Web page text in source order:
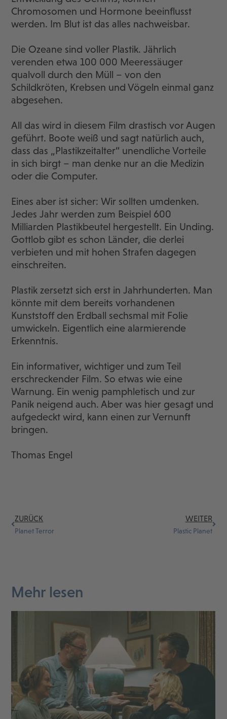
Chromosomen und Hormone beeinflusst
werden. Im Blut ist das alles nachweisbar.
Die Ozeane sind voller Plastik. Jährlich
verenden etwa 100 000 Meeressäuger
qualvoll durch den Müll – von den
Schildkröten, Krebsen und Vögeln einmal ganz
abgesehen.
All das wird in diesem Film drastisch vor Augen
geführt. Boote weiß und sagt natürlich auch,
dass das „Plastikzeitalter“ unendliche Vorteile
in sich birgt – man denke nur an die Medizin
oder die Computer.
Eines aber ist sicher: Wir sollten umdenken.
Jedes Jahr werden zum Beispiel 600
Milliarden Plastikbeutel hergestellt. Ein Unding.
Gottlob gibt es schon Länder, die derlei
verbieten und mit hohen Strafen dagegen
einschreiten.
Plastik zersetzt sich erst in Jahrhunderten. Man
könnte mit dem bereits vorhandenen
Kunststoff den Erdball sechsmal mit Folie
umwickeln. Eigentlich eine alarmierende
Erkenntnis.
Ein informativer, wichtiger und zum Teil
erschreckender Film. So etwas wie eine
Warnung. Ein wenig pamphletisch und zur
Panik neigend auch. Aber was hier gesagt und
aufgedeckt wird, kann einen zur Vernunft
bringen.
Thomas Engel
ZURÜCK
Planet Terror
WEITER
Plastic Planet
Mehr lesen